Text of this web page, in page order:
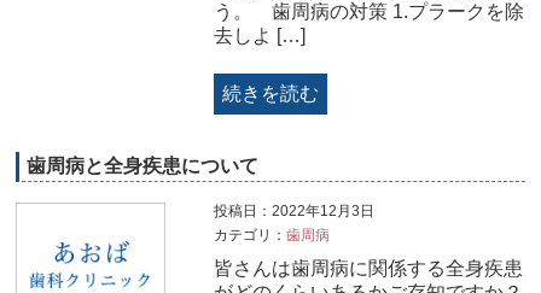
う。 ⁡ 歯周病の対策 1.プラークを除
去しよ […]
続きを読む
歯周病と全身疾患について
投稿日：2022年12月3日
カテゴリ： 歯周病
皆さんは歯周病に関係する全身疾患